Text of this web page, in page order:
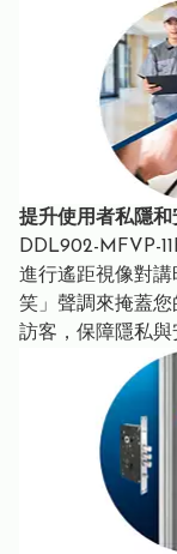
提升使用者私隱和
DDL902-MFVP-
進行遙距視像對
笑」聲調來掩蓋
訪客，保障隱私與